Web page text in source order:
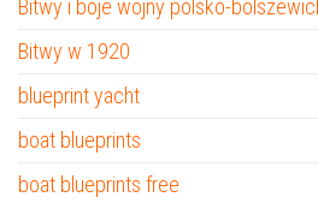
Bitwy i boje wojny polsko-
Bitwy w 1920
blueprint yacht
boat blueprints
boat blueprints free